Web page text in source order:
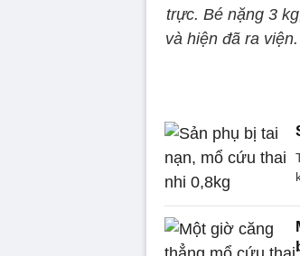
trực. Bé nặng 3
và hiện đã ra